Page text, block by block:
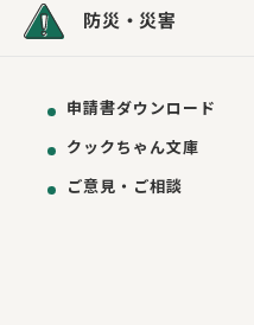
防災・災害
申請書ダウンロード
クックちゃん文庫
ご意見・ご相談